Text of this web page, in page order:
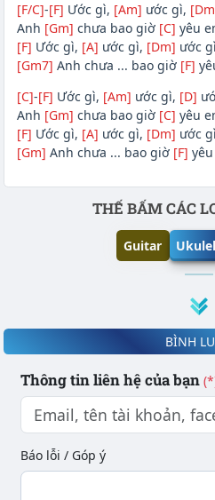
[F/C]-[F] Ước gì, [Am] ước gì,
Anh [Gm] chưa bao giờ [C] yêu
[F] Ước gì, [A] ước gì, [Dm] ước gì
[Gm7] Anh chưa ... bao giờ [F]
[C]-[F] Ước gì, [Am] ước gì, [D]
Anh [Gm] chưa bao giờ [C] yêu
[F] Ước gì, [A] ước gì, [Dm] ước gì
[Gm] Anh chưa ... bao giờ [F]
Phần nội dungTHẾ BẤM CÁC
Guitar
BÌNH
Thông tin liên hệ của bạn
Báo lỗi / Góp ý